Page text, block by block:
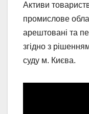
Активи
промислове
арештовані та
згідно з
суду м. Києва.